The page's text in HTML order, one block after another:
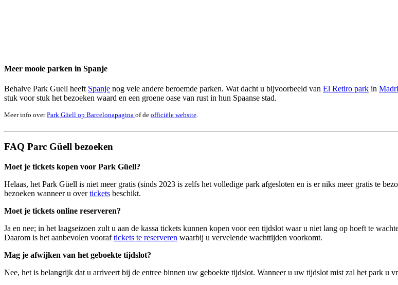
Meer mooie parken in Spanje
Behalve Park Guell heeft Spanje nog vele andere beroemde parken. Wat dacht u bijvoorbeeld van El Retiro park in
stuk voor stuk het bezoeken waard en een groene oase van rust in hun Spaanse stad.
Meer info overPark Güell op Barcelonapagina of de officiële website.
FAQ Parc Güell bezoeken
Moet je tickets kopen voor Park Güell?
Helaas, het Park Güell is niet meer gratis (sinds 2023 is zelfs het volledige park afgesloten en is er niks meer gratis te
bezoeken wanneer u overtickets beschikt.
Moet je tickets online reserveren?
Ja en nee; in het laagseizoen zult u aan de kassa tickets kunnen kopen voor een tijdslot waar u niet lang op hoeft te
Daarom is het aanbevolen vooraftickets te reserveren waarbij u vervelende wachttijden voorkomt.
Mag je afwijken van het geboekte tijdslot?
Nee, het is belangrijk dat u arriveert bij de entree binnen uw geboekte tijdslot. Wanneer u uw tijdslot mist zal het park u